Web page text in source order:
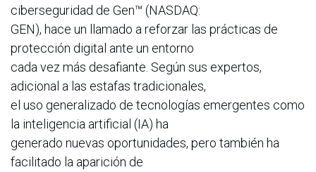
ciberseguridad de Gen™ (NASDAQ:
GEN), hace un llamado a reforzar las prácticas de
protección digital ante un entorno
cada vez más desafiante. Según sus expertos,
adicional a las estafas tradicionales,
el uso generalizado de tecnologías emergentes como
la inteligencia artificial (IA) ha
generado nuevas oportunidades, pero también ha
facilitado la aparición de